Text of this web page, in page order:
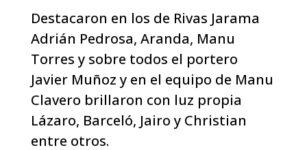
Destacaron en los de Rivas Jarama
Adrián Pedrosa, Aranda, Manu
Torres y sobre todos el portero
Javier Muñoz y en el equipo de Manu
Clavero brillaron con luz propia
Lázaro, Barceló, Jairo y Christian
entre otros.